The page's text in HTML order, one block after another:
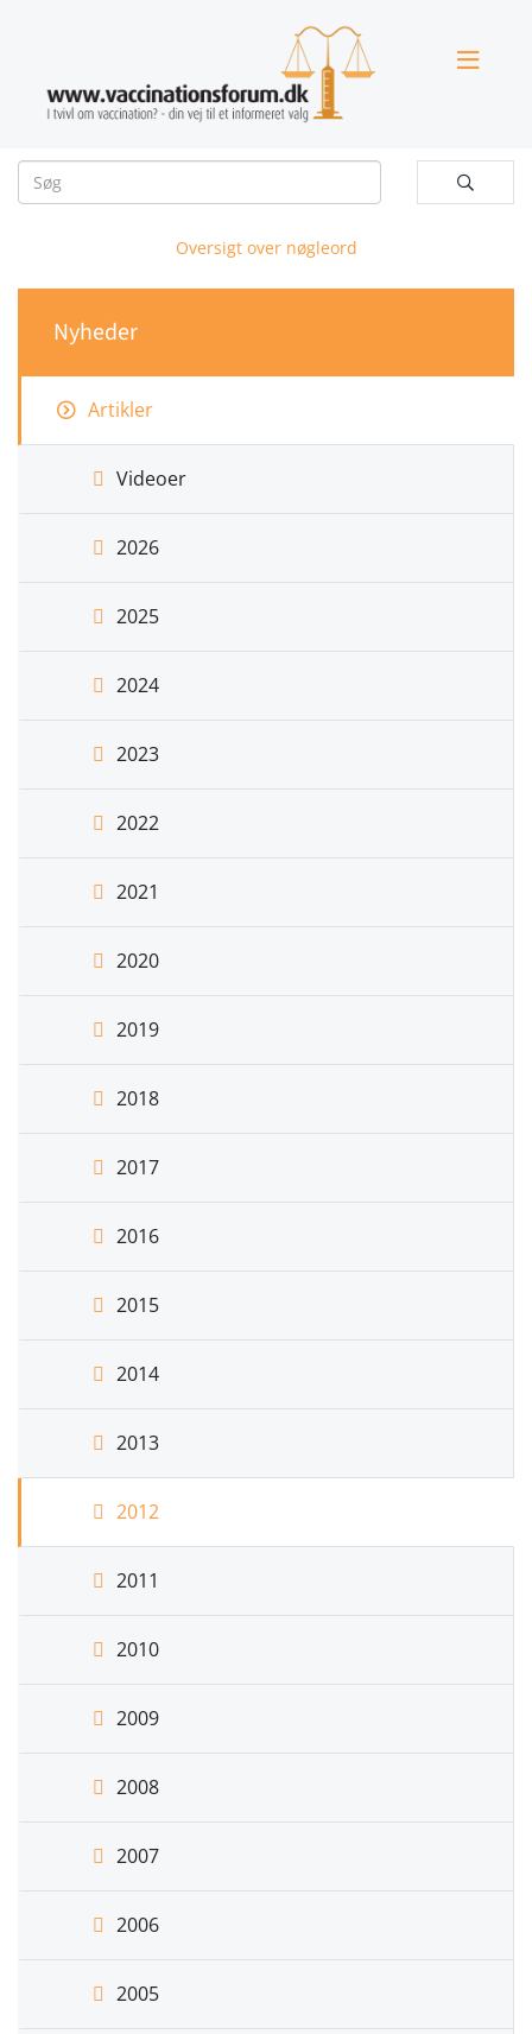


Oversigt over nøgleord
Nyheder
Artikler
Videoer
2026
2025
2024
2023
2022
2021
2020
2019
2018
2017
2016
2015
2014
2013
2012
2011
2010
2009
2008
2007
2006
2005